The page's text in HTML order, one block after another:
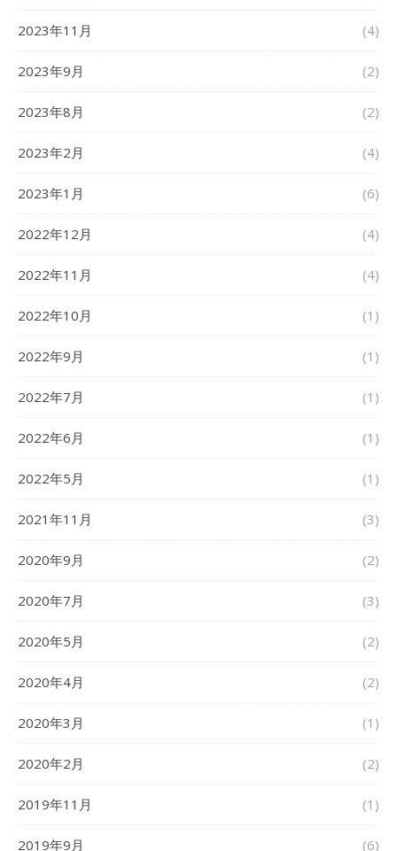
2023年11月 (4)
2023年9月 (2)
2023年8月 (2)
2023年2月 (4)
2023年1月 (6)
2022年12月 (4)
2022年11月 (4)
2022年10月 (1)
2022年9月 (1)
2022年7月 (1)
2022年6月 (1)
2022年5月 (1)
2021年11月 (3)
2020年9月 (2)
2020年7月 (3)
2020年5月 (2)
2020年4月 (2)
2020年3月 (1)
2020年2月 (2)
2019年11月 (1)
2019年9月 (6)